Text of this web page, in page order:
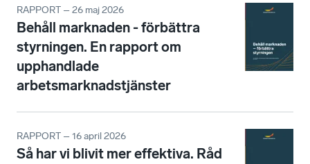
RAPPORT – 26 maj 2026
Behåll marknaden - förbättra
styrningen. En rapport om
upphandlade
arbetsmarknadstjänster
RAPPORT – 16 april 2026
Så har vi blivit mer effektiva. Råd